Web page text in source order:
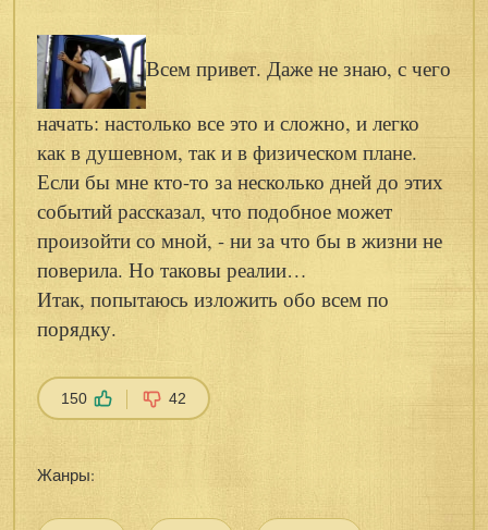
Всем привет. Даже не знаю, с чего
начать: настолько все это и сложно, и легко
как в душевном, так и в физическом плане.
Если бы мне кто-то за несколько дней до этих
событий рассказал, что подобное может
произойти со мной, - ни за что бы в жизни не
поверила. Но таковы реалии…
Итак, попытаюсь изложить обо всем по
порядку.
150 42
Жанры: